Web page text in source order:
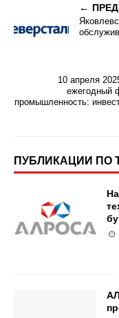
10 апреля
ежегодный
промышленность:
ПУБЛИКАЦИИ ПО